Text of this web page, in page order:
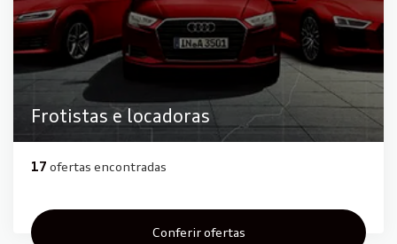
Frotistas e locadoras
17 ofertas encontradas
Conferir ofertas